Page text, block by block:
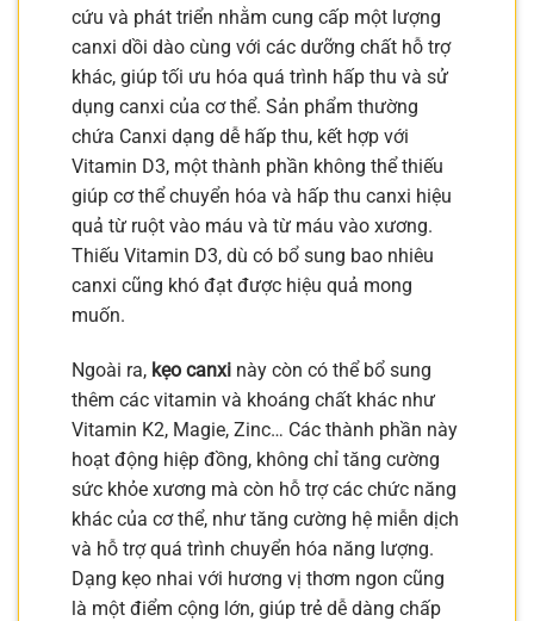
cứu và phát triển nhằm cung cấp một lượng
canxi dồi dào cùng với các dưỡng chất hỗ trợ
khác, giúp tối ưu hóa quá trình hấp thu và sử
dụng canxi của cơ thể. Sản phẩm thường
chứa Canxi dạng dễ hấp thu, kết hợp với
Vitamin D3, một thành phần không thể thiếu
giúp cơ thể chuyển hóa và hấp thu canxi hiệu
quả từ ruột vào máu và từ máu vào xương.
Thiếu Vitamin D3, dù có bổ sung bao nhiêu
canxi cũng khó đạt được hiệu quả mong
muốn.
Ngoài ra, kẹo canxi này còn có thể bổ sung
thêm các vitamin và khoáng chất khác như
Vitamin K2, Magie, Zinc… Các thành phần này
hoạt động hiệp đồng, không chỉ tăng cường
sức khỏe xương mà còn hỗ trợ các chức năng
khác của cơ thể, như tăng cường hệ miễn dịch
và hỗ trợ quá trình chuyển hóa năng lượng.
Dạng kẹo nhai với hương vị thơm ngon cũng
là một điểm cộng lớn, giúp trẻ dễ dàng chấp